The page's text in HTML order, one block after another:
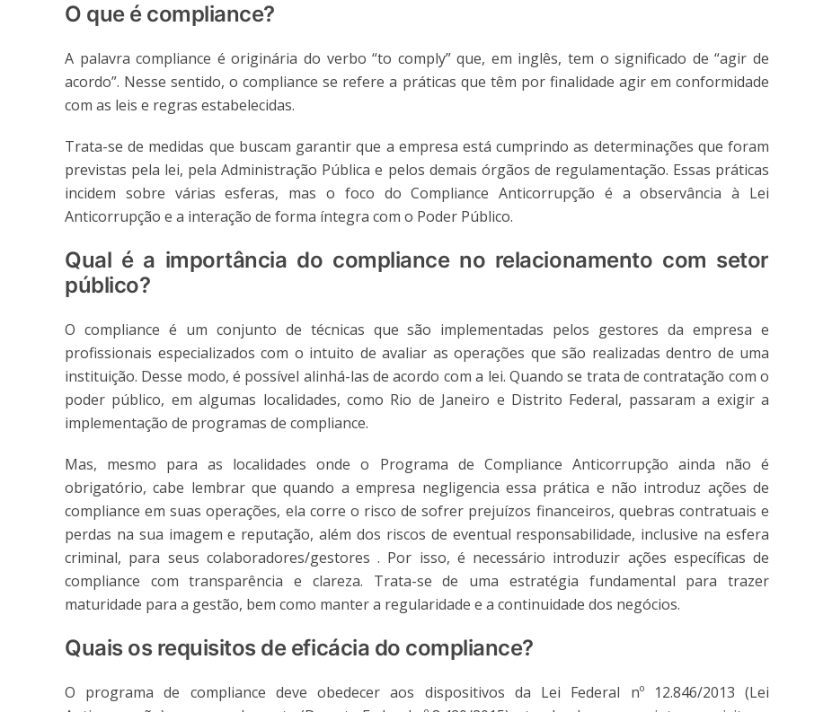
O que é compliance?
A palavra compliance é originária do verbo “to comply” que, em inglês, tem o significado de “agir de
acordo”. Nesse sentido, o compliance se refere a práticas que têm por finalidade agir em conformidade
com as leis e regras estabelecidas.
Trata-se de medidas que buscam garantir que a empresa está cumprindo as determinações que foram
previstas pela lei, pela Administração Pública e pelos demais órgãos de regulamentação. Essas práticas
incidem sobre várias esferas, mas o foco do Compliance Anticorrupção é a observância à Lei
Anticorrupção e a interação de forma íntegra com o Poder Público.
Qual é a importância do compliance no relacionamento com setor
público?
O compliance é um conjunto de técnicas que são implementadas pelos gestores da empresa e
profissionais especializados com o intuito de avaliar as operações que são realizadas dentro de uma
instituição. Desse modo, é possível alinhá-las de acordo com a lei. Quando se trata de contratação com o
poder público, em algumas localidades, como Rio de Janeiro e Distrito Federal, passaram a exigir a
implementação de programas de compliance.
Mas, mesmo para as localidades onde o Programa de Compliance Anticorrupção ainda não é
obrigatório, cabe lembrar que quando a empresa negligencia essa prática e não introduz ações de
compliance em suas operações, ela corre o risco de sofrer prejuízos financeiros, quebras contratuais e
perdas na sua imagem e reputação, além dos riscos de eventual responsabilidade, inclusive na esfera
criminal, para seus colaboradores/gestores . Por isso, é necessário introduzir ações específicas de
compliance com transparência e clareza. Trata-se de uma estratégia fundamental para trazer
maturidade para a gestão, bem como manter a regularidade e a continuidade dos negócios.
Quais os requisitos de eficácia do compliance?
O programa de compliance deve obedecer aos dispositivos da Lei Federal nº 12.846/2013 (Lei